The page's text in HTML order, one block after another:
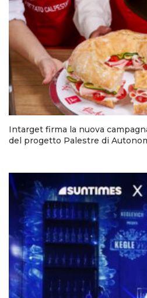
Intarget firma la nuova
del progetto Palestre di